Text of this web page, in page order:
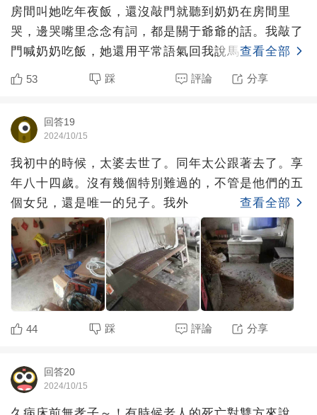
房間叫她吃年夜飯，還沒敲門就聽到奶奶在房間里
哭，邊哭嘴里念念有詞，都是關于爺爺的話。我敲了
門喊奶奶吃飯，她還用平常語氣回我說馬上來。我回
去跟媽媽說了這事，
查看全部
53 踩 評論 分享
回答19
2024/10/15
我初中的時候，太婆去世了。同年太公跟著去了。享
年八十四歲。沒有幾個特別難過的，不管是他們的五
個女兒，還是唯一的兒子。我外
查看全部
44 踩 評論 分享
回答20
2024/10/15